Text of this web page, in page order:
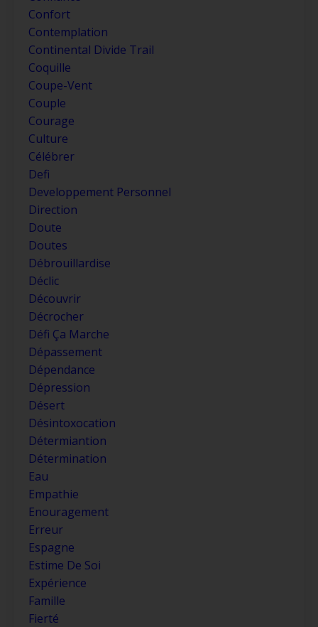
Confort
Contemplation
Continental Divide Trail
Coquille
Coupe-Vent
Couple
Courage
Culture
Célébrer
Defi
Developpement Personnel
Direction
Doute
Doutes
Débrouillardise
Déclic
Découvrir
Décrocher
Défi Ça Marche
Dépassement
Dépendance
Dépression
Désert
Désintoxocation
Détermiantion
Détermination
Eau
Empathie
Enouragement
Erreur
Espagne
Estime De Soi
Expérience
Famille
Fierté